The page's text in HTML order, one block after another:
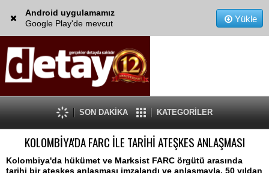
Android uygulamamız
Google Play'de mevcut
Yükle
SON DAKİKA KATEGORİLER
KOLOMBİYA'DA FARC İLE TARİHİ ATEŞKES ANLAŞMASI
Kolombiya'da hükümet ve Marksist FARC örgütü arasında
tarihi bir ateşkes anlaşması imzalandı ve anlaşmayla, 50 yıldan